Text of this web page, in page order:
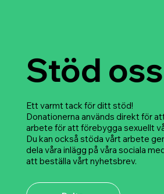
Stöd oss
Ett varmt tack för ditt stöd!
Donationerna används direkt för
arbete för att förebygga sexuellt
Du kan också stöda vårt arbete
dela våra inlägg på våra sociala
att beställa vårt nyhetsbrev.